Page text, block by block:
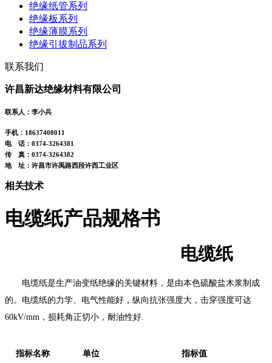
绝缘纸管系列
绝缘板系列
绝缘薄膜系列
绝缘引拔制品系列
联系我们
许昌新达绝缘材料有限公司
联系人：李小兵
手机：18637408011
电 话：0374-3264381
传 真：0374-3264382
地 址：许昌市许禹路西段许西工业区
相关技术
电缆纸产品规格书
电缆纸
电缆纸是生产油变纸绝缘的关键材料，是由本色硫酸盐木浆制成
的。电缆纸的力学、电气性能好，纵向抗张强度大，击穿强度可达
60kV/mm ，损耗角正切小，耐油性好
指标名称 单位 指标值